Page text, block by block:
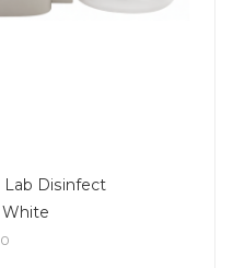
Lab Disinfect
White